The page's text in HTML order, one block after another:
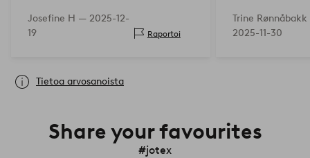
Josefine H — 2025-12-
19
Raportoi
Trine
2025-11-30
Tietoa arvosanoista
Share your favourites
#jotex